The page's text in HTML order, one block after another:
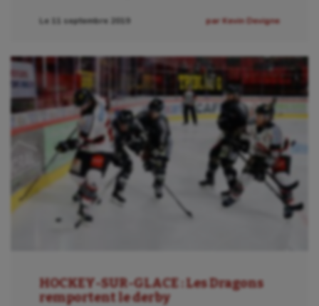
Le 11 septembre 2019 par Kevin Devigne
HOCKEY-SUR-GLACE : Les Dragons
remportent le derby